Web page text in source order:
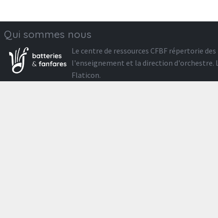
Qui sommes nous
Le centre de ressources CFBF répertorie
l'enseignement et la direction d'orchestre.
Flaticon.